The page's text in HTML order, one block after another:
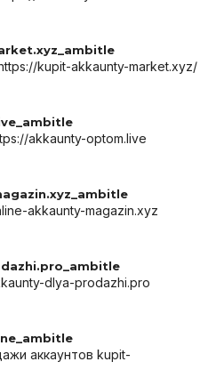
kupit-akkaunty-market.xyz/
akkaunty-optom.live
akkaunty-magazin.xyz
dlya-prodazhi.pro
аккаунтов kupit-